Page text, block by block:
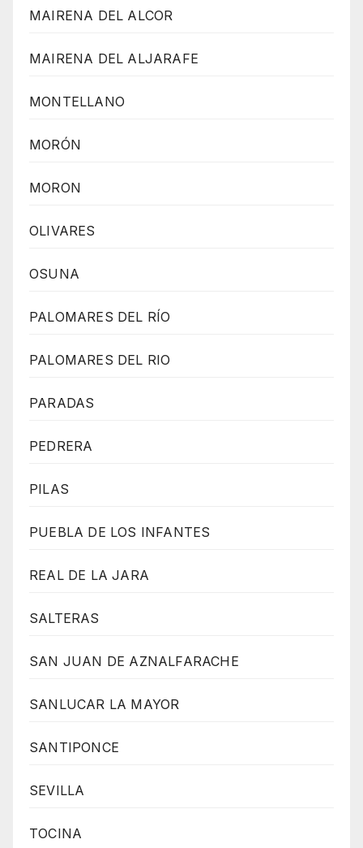
MAIRENA DEL ALCOR
MAIRENA DEL ALJARAFE
MONTELLANO
MORÓN
MORON
OLIVARES
OSUNA
PALOMARES DEL RÍO
PALOMARES DEL RIO
PARADAS
PEDRERA
PILAS
PUEBLA DE LOS INFANTES
REAL DE LA JARA
SALTERAS
SAN JUAN DE AZNALFARACHE
SANLUCAR LA MAYOR
SANTIPONCE
SEVILLA
TOCINA